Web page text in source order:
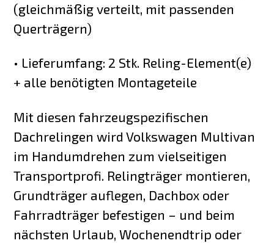
(gleichmäßig verteilt, mit passenden
Querträgern)
• Lieferumfang: 2 Stk. Reling-Element(e)
+ alle benötigten Montageteile
Mit diesen fahrzeugspezifischen
Dachrelingen wird Volkswagen Multivan
im Handumdrehen zum vielseitigen
Transportprofi. Relingträger montieren,
Grundträger auflegen, Dachbox oder
Fahrradträger befestigen – und beim
nächsten Urlaub, Wochenendtrip oder